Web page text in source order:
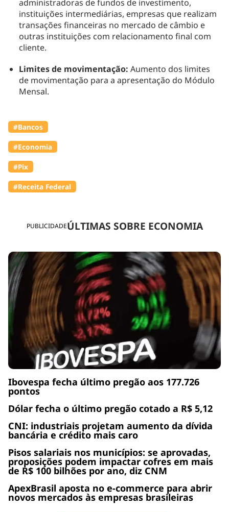
PUBLICIDADEÚLTIMAS SOBRE ECONOMIA
Ibovespa fecha último pregão aos 177.726
pontos
Dólar fecha o último pregão cotado a R$ 5,12
CNI: industriais projetam aumento da dívida
bancária e crédito mais caro
Pisos salariais nos municípios: se aprovadas,
proposições podem impactar cofres em mais
de R$ 100 bilhões por ano, diz CNM
ApexBrasil aposta no e-commerce para abrir
novos mercados às empresas brasileiras
administradoras de fundos de investimento,
instituições intermediárias, empresas que realizam
transações financeiras no mercado de câmbio e
outras instituições com relacionamento final com
cliente.
Limites de movimentação: Aumento dos limites
de movimentação para a apresentação do Módulo
Mensal.
#Bancos
#Economia
#Pix
#Receita Federal